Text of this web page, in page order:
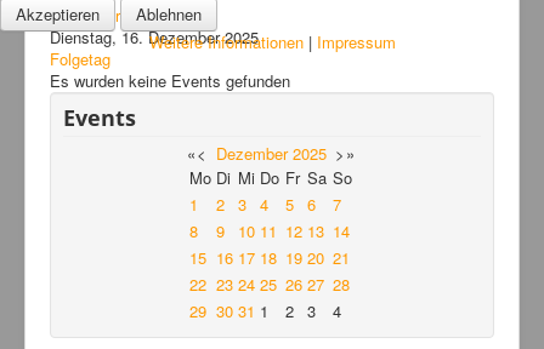
Kontakt
Vorheriger Tag
Dienstag, 16. Dezember 2025
Folgetag
Es wurden keine Events gefunden
Events
«< Dezember 2025 > »
Mo Di Mi Do Fr Sa So
1
2 3 4 5 6
7
8
9 10 11 12 13 14
15 16 17 18 19 20 21
22 23 24 25 26 27 28
29 30 31 1 2 3 4
Akzeptieren
Ablehnen
Weitere Informationen| Impressum